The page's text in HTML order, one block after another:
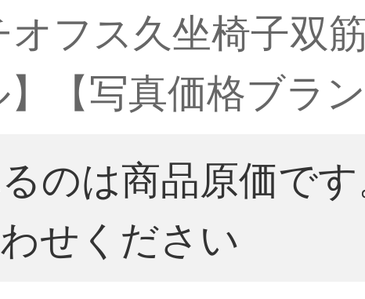
フス久坐椅子双
】【写真価格ブラ
のは商品原価で
せください